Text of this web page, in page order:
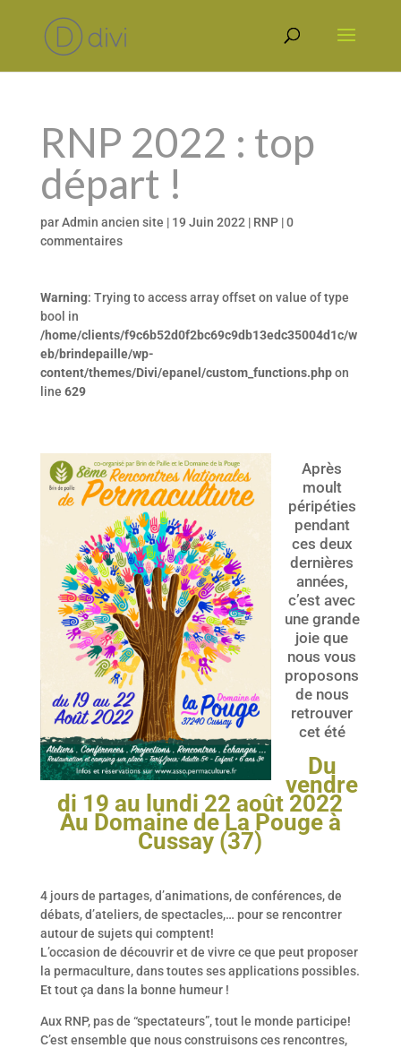
RNP 2022 : top
départ !
parAdmin ancien site | 19 Juin 2022 | RNP|0
commentaires
Warning: Trying to access array offset on value of type
bool in
/home/clients/f9c6b52d0f2bc69c9db13edc35004d1c/w
eb/brindepaille/wp-
content/themes/Divi/epanel/custom_functions.phpon
line 629
Après
moult
péripéties
pendant
ces deux
dernières
années,
c’est avec
une grande
joie que
nous vous
proposons
de nous
retrouver
cet été
Du
vendre
di 19 au lundi 22 août 2022
Au Domaine de La Pouge à
Cussay (37)
4 jours de partages, d’animations, de conférences, de
débats, d’ateliers, de spectacles,… pour se rencontrer
autour de sujets qui comptent!
L’occasion de découvrir et de vivre ce que peut proposer
la permaculture, dans toutes ses applications possibles.
Et tout ça dans la bonne humeur !
Aux RNP, pas de “spectateurs”, tout le monde participe!
C’est ensemble que nous construisons ces rencontres,